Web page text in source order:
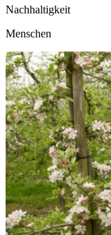
Nachhaltigkeit
Menschen